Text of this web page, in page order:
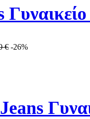
€ -26%